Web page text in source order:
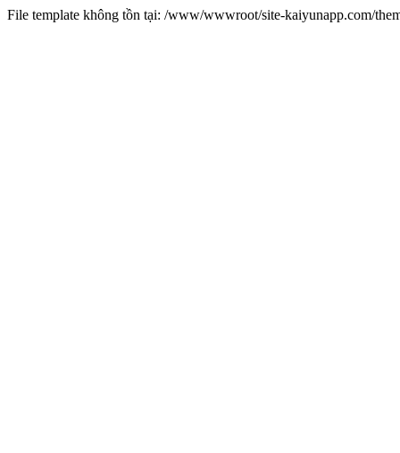
File template không tồn tại: /www/wwwroot/site-kaiyunapp.com/